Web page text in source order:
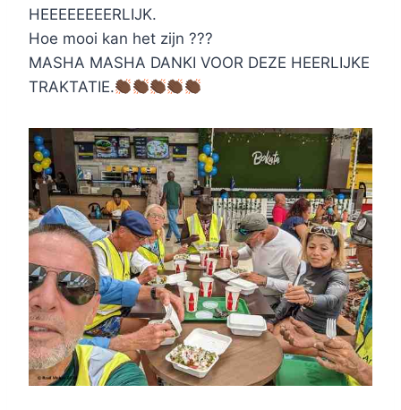
HEEEEEEEERLIJK.
Hoe mooi kan het zijn ???
MASHA MASHA DANKI VOOR DEZE HEERLIJKE
TRAKTATIE.